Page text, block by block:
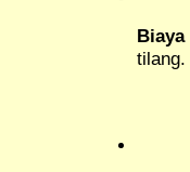
tilang.